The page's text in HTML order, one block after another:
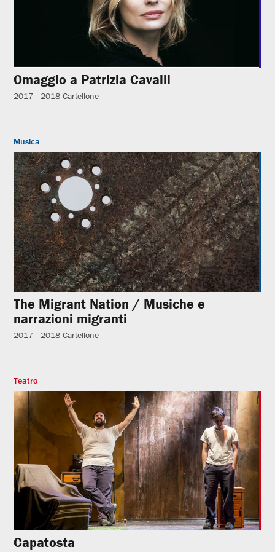
Omaggio a Patrizia Cavalli
2017 - 2018 Cartellone
Musica
The Migrant Nation / Musiche e
narrazioni migranti
2017 - 2018 Cartellone
Teatro
Capatosta